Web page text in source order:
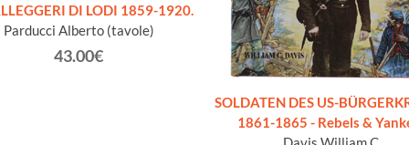
DI LODI 1859-1920.
Parducci Alberto (tavole)
43.00€
SOLDATEN DES US-
1861-1865 - Rebels &